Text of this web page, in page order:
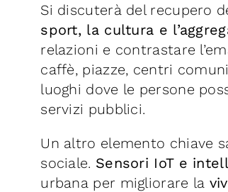
Si discuterà del recupero
sport, la cultura e
relazioni e contrastare
caffè, piazze, centri
luoghi dove le persone
servizi pubblici.
Un altro elemento chiave
sociale. Sensori IoT e
urbana per migliorare la